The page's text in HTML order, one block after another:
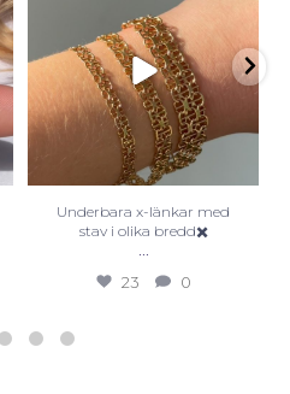
Underbara x-länkar med
stav i olika bredd✖️
...
23 0